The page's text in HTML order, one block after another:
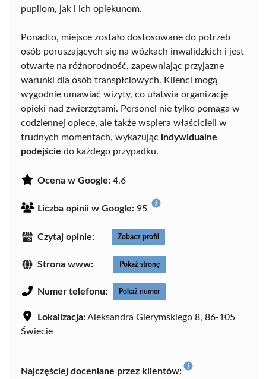
pupilom, jak i ich opiekunom.
Ponadto, miejsce zostało dostosowane do potrzeb
osób poruszających się na wózkach inwalidzkich i jest
otwarte na różnorodność, zapewniając przyjazne
warunki dla osób transpłciowych. Klienci mogą
wygodnie umawiać wizyty, co ułatwia organizację
opieki nad zwierzętami. Personel nie tylko pomaga w
codziennej opiece, ale także wspiera właścicieli w
trudnych momentach, wykazując indywidualne
podejście do każdego przypadku.
Ocena w Google: 4.6
Liczba opinii w Google: 95
Czytaj opinie: Zobacz profil
Strona www: Pokaż stronę
Numer telefonu: Pokaż numer
Lokalizacja:Aleksandra Gierymskiego 8, 86-105
Świecie
Najczęściej doceniane przez klientów: